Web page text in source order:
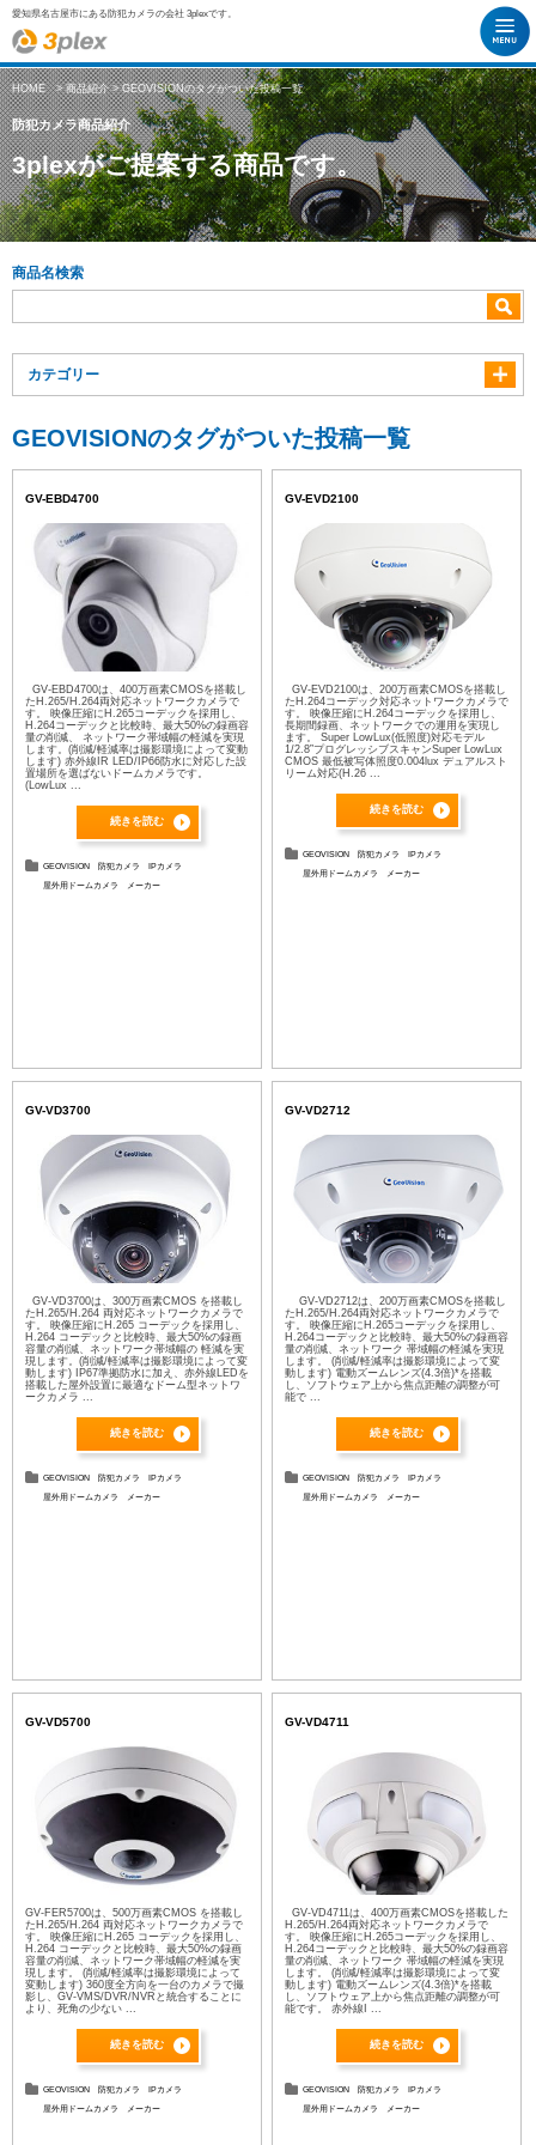
愛知県名古屋市にある防犯カメラの会社 3plexです。
HOME>商品紹介> GEOVISIONのタグがついた投稿一覧
防犯カメラ商品紹介
3plexがご提案する商品です。
商品名検索
カテゴリー
GEOVISIONのタグがついた投稿一覧
GV-EBD4700
GV-EBD4700は、400万画素CMOSを搭載し
たH.265/H.264両対応ネットワークカメラで
す。 映像圧縮にH.265コーデックを採用し、
H.264コーデックと比較時、最大50%の録画容
量の削減、 ネットワーク帯域幅の軽減を実現
します。(削減/軽減率は撮影環境によって変動
します) 赤外線IR LED/IP66防水に対応した設
置場所を選ばないドームカメラです。
(LowLux ...
続きを読む
GEOVISION 防犯カメラ IPカメラ
屋外用ドームカメラ メーカー
GV-EVD2100
GV-EVD2100は、200万画素CMOSを搭載し
たH.264コーデック対応ネットワークカメラで
す。 映像圧縮にH.264コーデックを採用し、
長期間録画、ネットワークでの運用を実現し
ます。 Super LowLux(低照度)対応モデル
1/2.8”プログレッシブスキャンSuper LowLux
CMOS 最低被写体照度0.004lux デュアルスト
リーム対応(H.26 ...
続きを読む
GEOVISION 防犯カメラ IPカメラ
屋外用ドームカメラ メーカー
GV-VD3700
GV-VD3700は、300万画素CMOS を搭載し
たH.265/H.264 両対応ネットワークカメラで
す。 映像圧縮にH.265 コーデックを採用し、
H.264 コーデックと比較時、最大50%の録画
容量の削減、ネットワーク帯域幅の 軽減を実
現します。(削減/軽減率は撮影環境によって変
動します) IP67準拠防水に加え、赤外線LEDを
搭載した屋外設置に最適なドーム型ネットワ
ークカメラ ...
続きを読む
GEOVISION 防犯カメラ IPカメラ
屋外用ドームカメラ メーカー
GV-VD2712
GV-VD2712は、200万画素CMOSを搭載し
たH.265/H.264両対応ネットワークカメラで
す。 映像圧縮にH.265コーデックを採用し、
H.264コーデックと比較時、最大50%の録画容
量の削減、ネットワーク 帯域幅の軽減を実現
します。 (削減/軽減率は撮影環境によって変
動します) 電動ズームレンズ(4.3倍)*を搭載
し、ソフトウェア上から焦点距離の調整が可
能で ...
続きを読む
GEOVISION 防犯カメラ IPカメラ
屋外用ドームカメラ メーカー
GV-VD5700
GV-FER5700は、500万画素CMOS を搭載し
たH.265/H.264 両対応ネットワークカメラで
す。 映像圧縮にH.265 コーデックを採用し、
H.264 コーデックと比較時、最大50%の録画
容量の削減、ネットワーク帯域幅の軽減を実
現します。 (削減/軽減率は撮影環境によって
変動します) 360度全方向を一台のカメラで撮
影し、GV-VMS/DVR/NVRと統合することに
より、死角の少ない ...
続きを読む
GEOVISION 防犯カメラ IPカメラ
屋外用ドームカメラ メーカー
GV-VD4711
GV-VD4711は、400万画素CMOSを搭載した
H.265/H.264両対応ネットワークカメラで
す。 映像圧縮にH.265コーデックを採用し、
H.264コーデックと比較時、最大50%の録画容
量の削減、ネットワーク 帯域幅の軽減を実現
します。 (削減/軽減率は撮影環境によって変
動します) 電動ズームレンズ(4.3倍)*を搭載
し、ソフトウェア上から焦点距離の調整が可
能です。 赤外線I ...
続きを読む
GEOVISION 防犯カメラ IPカメラ
屋外用ドームカメラ メーカー